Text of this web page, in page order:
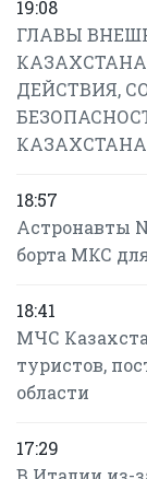
19:08
ГЛАВЫ
ДЕЙСТВИЯ,
КАЗАХСТАНА
18:57
Астронавты
борта МКС
18:41
МЧС
туристов,
области
17:29